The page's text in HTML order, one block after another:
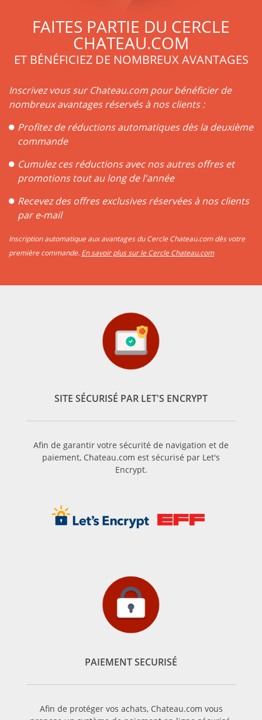
FAITES PARTIE DU CERCLE
CHATEAU.COM
ET BÉNÉFICIEZ DE NOMBREUX AVANTAGES
Inscrivez vous sur Chateau.com pour bénéficier de
nombreux avantages réservés à nos clients :
Profitez de réductions automatiques dès la deuxième
commande
Cumulez ces réductions avec nos autres offres et
promotions tout au long de l'année
Recevez des offres exclusives réservées à nos clients
par e-mail
Inscription automatique aux avantages du Cercle Chateau.com dès votre
première commande. En savoir plus sur le Cercle Chateau.com
SITE SÉCURISÉ PAR LET'S ENCRYPT
Afin de garantir votre sécurité de navigation et de
paiement, Chateau.com est sécurisé par Let's
Encrypt.
PAIEMENT SECURISÉ
Afin de protéger vos achats, Chateau.com vous